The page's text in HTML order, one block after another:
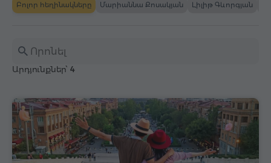
Բոլոր հեղինակները Մարիաննա Քոսակյան Լիլիթ Գևորգյան
Արդյունքներ՝ 4